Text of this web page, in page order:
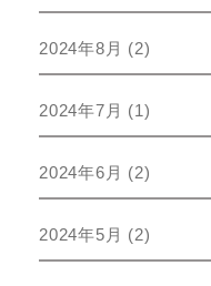
2024年8月 (2)
2024年7月 (1)
2024年6月 (2)
2024年5月 (2)